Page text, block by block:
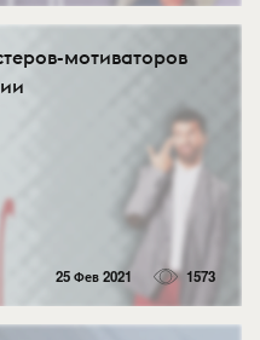
мотиваторов
25 Фев 2021 1573